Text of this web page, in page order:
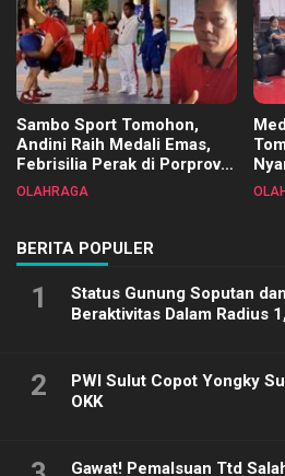
Sambo Sport Tomohon,
Andini Raih Medali Emas,
Febrisilia Perak di Porprov
Sulut 2025
OLAHRAGA
BERITA POPULER
1
Status Gunung Soputan
Beraktivitas Dalam Radius
2
PWI Sulut Copot Yongky
OKK
Gawat! Pemalsuan Ttd